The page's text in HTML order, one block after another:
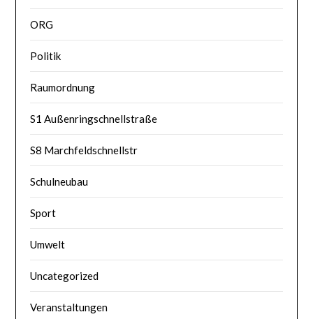
ORG
Politik
Raumordnung
S1 Außenringschnellstraße
S8 Marchfeldschnellstr
Schulneubau
Sport
Umwelt
Uncategorized
Veranstaltungen